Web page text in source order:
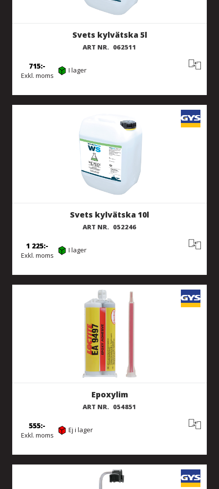
Svets kylvätska 5l
ART NR. 062511
Exkl. moms
715 I lager
Svets kylvätska 10l
ART NR. 052246
Exkl. moms
1 225 I lager
Epoxylim
ART NR. 054851
Exkl. moms
555 Ej i lager